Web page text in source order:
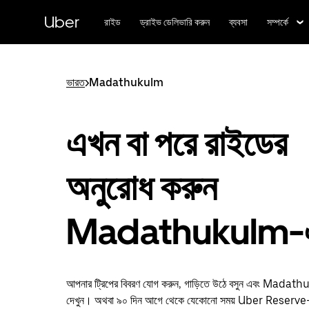
বিষয়সূচিতে
Uber রাইড ড্রাইভ ডেলিভারি করুন ব্যবসা সম্পর্কে
ভারত>Madathukulm
এখন বা পরে রাইডের
অনুরোধ করুন
আপনার ট্রিপের বিবরণ যোগ করুন, গাড়িতে উঠে বসুন এবং
দেখুন। অথবা ৯০ দিন আগে থেকে যেকোনো সময় Uber Reserve-